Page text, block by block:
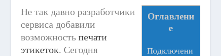
Оглавлени
е
Подключени
Не так давно разработчики
сервиса добавили
возможностьпечати
этикеток. Сегодня